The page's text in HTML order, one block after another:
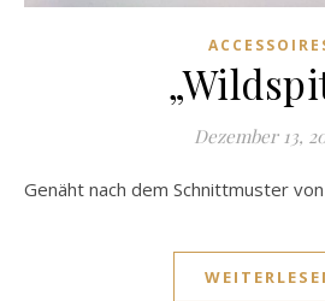
Dezember 13,
Genäht nach dem Schnittmuster